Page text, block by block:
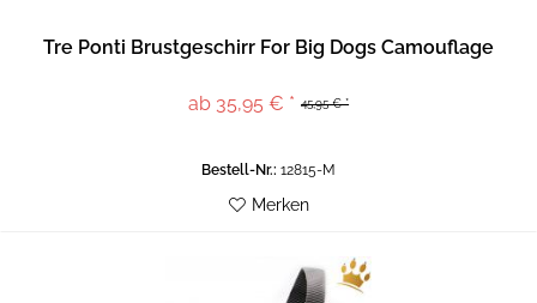
Tre Ponti Brustgeschirr For Big Dogs Camouflage
45,95 € *
ab 35,95 € *
Bestell-Nr.: 12815-M
Merken